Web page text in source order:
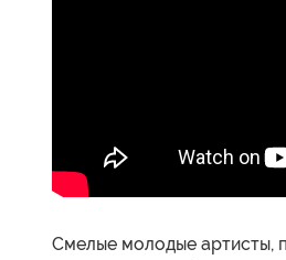
Смелые молодые артисты,